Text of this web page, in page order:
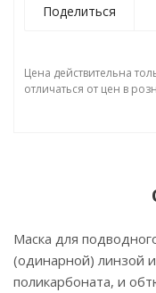
Поделиться
Цена действительна
отличаться от цен в
Маска для
(одинарной) линзой
поликарбоната, и